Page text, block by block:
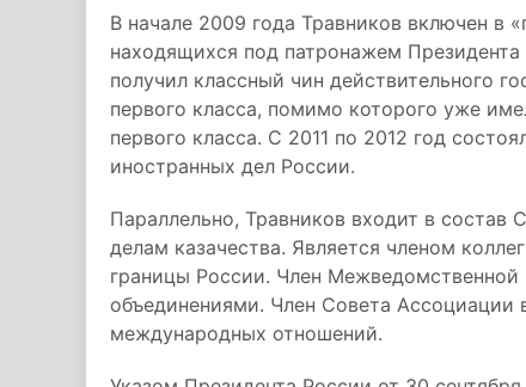
В начале 2009 года Травников включен в
находящихся под патронажем
получил классный чин действительного
первого класса, помимо которого уже
первого класса. С 2011 по 2012 год
иностранных дел России.
Параллельно, Травников входит в
делам казачества. Является членом
границы России. Член
объединениями. Член Совета Ассоциации
международных отношений.